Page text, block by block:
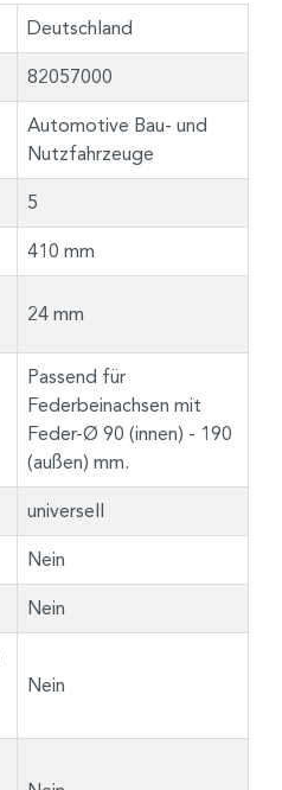
Deutschland
82057000
Automotive Bau- und
Nutzfahrzeuge
5
410 mm
24 mm
Passend für
Federbeinachsen mit
Feder-Ø 90 (innen) - 190
(außen) mm.
universell
Nein
Nein
Nein